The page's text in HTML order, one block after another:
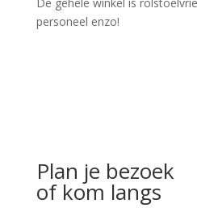
De gehele winkel is
personeel enzo!
Plan je bezoek
of kom langs